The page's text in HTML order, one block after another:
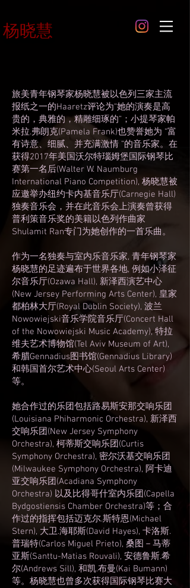
杨晓慧
旅美青年钢琴家杨晓慧被以色列三家主流
报纸之一的Haaretz评论为“她的演奏是高
贵的，典雅的，精雕细琢的”；小提琴家帕
米拉.弗朗克(Pamela Frank)也赞誉她为 “富
有诗意、细腻、并充满激情 ”的音乐家。在
获得2017年美国沃尔特瑙姆堡国际钢琴比
赛第一名后(Walter W. Naumburg
International Piano Competition), 杨晓慧被
应邀举办纽约卡内基音乐厅(Carnegie Hall)
独奏音乐会，并在此音乐会上演奏曾获得
普利策音乐奖的美籍以色列作曲家
Shulamit Ran专门为她创作的一首乐曲。
作为一名独奏与室内乐音乐家, 青年钢琴家
杨晓慧的足迹遍布于世界各地, 例如小泽征
尔音乐厅(Ozawa Hall), 新泽西演艺中心
(New Jersey Performing Arts Center), 皇家
都柏林大厅(Royal Dublin Society), 波兰
Nowowiejski音乐学院音乐厅(Concert Hall
of the Nowowiejski Music Academy), 特拉
维夫艺术博物馆(Tel Aviv Museum of Art),
希腊Gennadius图书馆(Gennadius Library)
和韩国首尔艺术中心(Seoul Arts Center)
等。
她合作过的乐团包括路易斯安那交响乐团
(Louisiana Phiharmonic Orchestra), 新泽西
交响乐团(New Jersey Symphony
Orchestra), 柯蒂斯交响乐团(Curtis
Symphony Orchestra), 密尔沃基交响乐团
(Milwaukee Symphony Orchestra), 阿卡迪
亚交响乐团(Acadiana Symphony
Orchestra) 以及比得哥什室内乐团(Capella
Bydgostiensis Chamber Orchestra)等；合
作过的指挥包括迈克尔.斯特恩(Michael
Stern), 大卫.海耶斯(David Hayes), 卡洛斯.
普瑞特(Carlos Miguel Prieto), 桑图－马蒂
亚斯(Santtu-Matias Rouvali), 安德鲁斯.希
尔(Andrews Sill), 和凯.布曼(Kai Bumann)
等。杨晓慧也曾多次获得国际钢琴比赛大